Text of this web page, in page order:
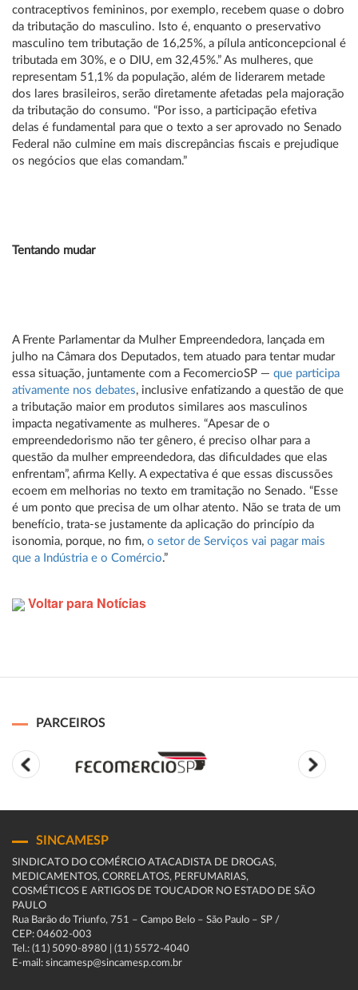
contraceptivos femininos, por exemplo, recebem quase o dobro
da tributação do masculino. Isto é, enquanto o preservativo
masculino tem tributação de 16,25%, a pílula anticoncepcional é
tributada em 30%, e o DIU, em 32,45%.” As mulheres, que
representam 51,1% da população, além de liderarem metade
dos lares brasileiros, serão diretamente afetadas pela majoração
da tributação do consumo. “Por isso, a participação efetiva
delas é fundamental para que o texto a ser aprovado no Senado
Federal não culmine em mais discrepâncias fiscais e prejudique
os negócios que elas comandam.”
Tentando mudar
A Frente Parlamentar da Mulher Empreendedora, lançada em
julho na Câmara dos Deputados, tem atuado para tentar mudar
essa situação, juntamente com a FecomercioSP — que participa
ativamente nos debates, inclusive enfatizando a questão de que
a tributação maior em produtos similares aos masculinos
impacta negativamente as mulheres. “Apesar de o
empreendedorismo não ter gênero, é preciso olhar para a
questão da mulher empreendedora, das dificuldades que elas
enfrentam”, afirma Kelly. A expectativa é que essas discussões
ecoem em melhorias no texto em tramitação no Senado. “Esse
é um ponto que precisa de um olhar atento. Não se trata de um
benefício, trata-se justamente da aplicação do princípio da
isonomia, porque, no fim, o setor de Serviços vai pagar mais
que a Indústria e o Comércio.”
Voltar para Notícias
PARCEIROS
SINCAMESP
SINDICATO DO COMÉRCIO ATACADISTA DE DROGAS,
MEDICAMENTOS, CORRELATOS, PERFUMARIAS,
COSMÉTICOS E ARTIGOS DE TOUCADOR NO ESTADO DE SÃO
PAULO
Rua Barão do Triunfo, 751 – Campo Belo – São Paulo – SP /
CEP: 04602-003
Tel.: (11) 5090-8980 | (11) 5572-4040
E-mail: sincamesp@sincamesp.com.br